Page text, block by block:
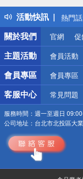
活動快訊
得獎
熱門
銀行
偏遠
詐騙
關於我們
官網
主題活動 會員活動
會員專區 會員專區
客服中心 常見問題
服務時間： 週一至週日
公司地址： 台北市北投區大